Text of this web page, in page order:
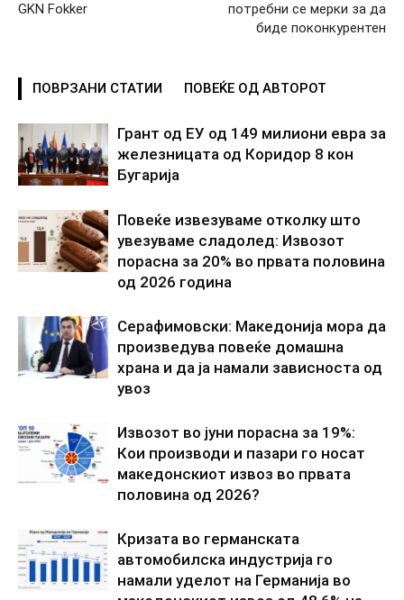
GKN Fokker
потребни се мерки за да
биде поконкурентен
ПОВРЗАНИ СТАТИИ ПОВЕЌЕ ОД АВТОРОТ
Грант од ЕУ од 149 милиони евра за
железницата од Коридор 8 кон
Бугарија
Повеќе извезуваме отколку што
увезуваме сладолед: Извозот
порасна за 20% во првата половина
од 2026 година
Серафимовски: Македонија мора да
произведува повеќе домашна
храна и да ја намали зависноста од
увоз
Извозот во јуни порасна за 19%:
Кои производи и пазари го носат
македонскиот извоз во првата
половина од 2026?
Кризата во германската
автомобилска индустрија го
намали уделот на Германија во